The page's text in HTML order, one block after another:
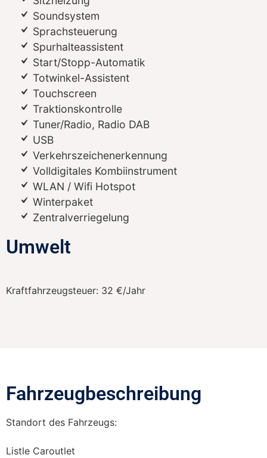
Soundsystem
Sprachsteuerung
Spurhalteassistent
Start/Stopp-Automatik
Totwinkel-Assistent
Touchscreen
Traktionskontrolle
Tuner/Radio, Radio DAB
USB
Verkehrszeichenerkennung
Volldigitales Kombiinstrument
WLAN / Wifi Hotspot
Winterpaket
Zentralverriegelung
Umwelt
Kraftfahrzeugsteuer: 32 €/Jahr
Fahrzeugbeschreibung​
Standort des Fahrzeugs:
Listle Caroutlet